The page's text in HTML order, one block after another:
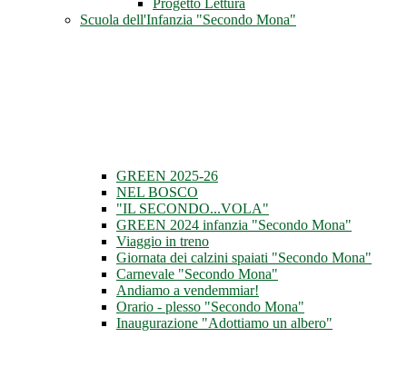
Progetto Lettura
Scuola dell'Infanzia "Secondo Mona"
GREEN 2025-26
NEL BOSCO
"IL SECONDO...VOLA"
GREEN 2024 infanzia "Secondo Mona"
Viaggio in treno
Giornata dei calzini spaiati "Secondo Mona"
Carnevale "Secondo Mona"
Andiamo a vendemmiar!
Orario - plesso "Secondo Mona"
Inaugurazione "Adottiamo un albero"